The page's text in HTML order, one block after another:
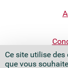
Ce site utilise
que vous